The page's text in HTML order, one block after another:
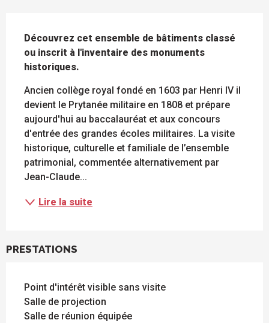
Découvrez cet ensemble de bâtiments classé
ou inscrit à l'inventaire des monuments
historiques.
Ancien collège royal fondé en 1603 par Henri IV il
devient le Prytanée militaire en 1808 et prépare
aujourd'hui au baccalauréat et aux concours
d'entrée des grandes écoles militaires. La visite
historique, culturelle et familiale de l’ensemble
patrimonial, commentée alternativement par
Jean-Claude...
Lire la suite
PRESTATIONS
Point d'intérêt visible sans visite
Salle de projection
Salle de réunion équipée